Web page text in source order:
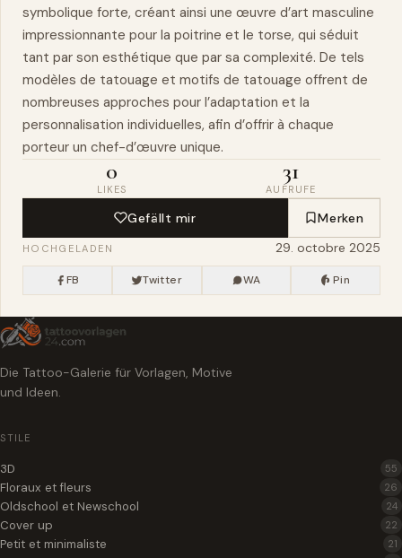
symbolique forte, créant ainsi une œuvre d’art masculine
impressionnante pour la poitrine et le torse, qui séduit
tant par son esthétique que par sa complexité. De tels
modèles de tatouage et motifs de tatouage offrent de
nombreuses approches pour l’adaptation et la
personnalisation individuelles, afin d’offrir à chaque
porteur un chef-d’œuvre unique.
0
LIKES
31
AUFRUFE
Gefällt mir Merken
HOCHGELADEN 29. octobre 2025
FB Twitter WA Pin
Die Tattoo-Galerie für Vorlagen, Motive
und Ideen.
STILE
3D 55
Floraux et fleurs 26
Oldschool et Newschool 24
Cover up 22
Petit et minimaliste 21